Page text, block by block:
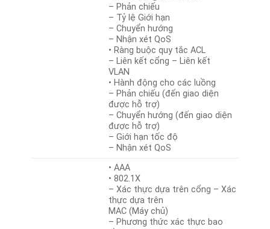
– Phản chiếu
– Tỷ lệ Giới hạn
– Chuyển hướng
– Nhận xét QoS
• Ràng buộc quy tắc ACL
– Liên kết cổng – Liên kết
VLAN
• Hành động cho các luồng
– Phản chiếu (đến giao diện
được hỗ trợ)
– Chuyển hướng (đến giao diện
được hỗ trợ)
– Giới hạn tốc độ
– Nhận xét QoS
• AAA
• 802.1X
– Xác thực dựa trên cổng – Xác
thực dựa trên
MAC (Máy chủ)
– Phương thức xác thực bao